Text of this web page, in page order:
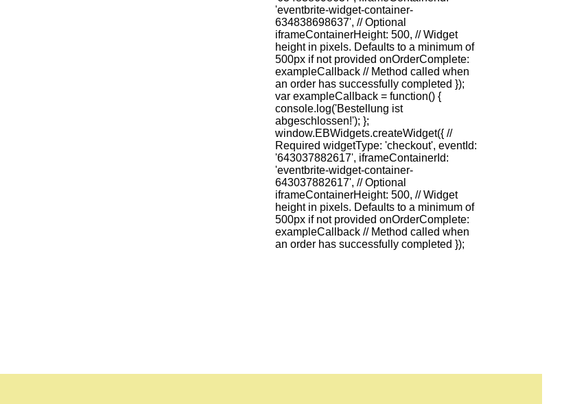
'eventbrite-widget-container-
634838698637', // Optional
iframeContainerHeight: 500, // Widget
height in pixels. Defaults to a minimum of
500px if not provided onOrderComplete:
exampleCallback // Method called when
an order has successfully completed });
var exampleCallback = function() {
console.log('Bestellung ist
abgeschlossen!'); };
window.EBWidgets.createWidget({ //
Required widgetType: 'checkout', eventId:
'643037882617', iframeContainerId:
'eventbrite-widget-container-
643037882617', // Optional
iframeContainerHeight: 500, // Widget
height in pixels. Defaults to a minimum of
500px if not provided onOrderComplete:
exampleCallback // Method called when
an order has successfully completed });